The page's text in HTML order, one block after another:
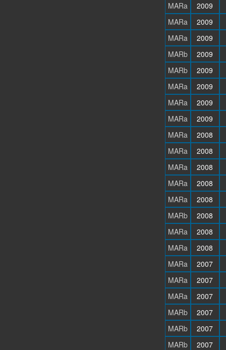
MARa
2009
MARa
2009
MARa
2009
MARb
2009
MARb
2009
MARa
2009
MARa
2009
MARa
2009
MARa
2008
MARa
2008
MARa
2008
MARa
2008
MARa
2008
MARb
2008
MARa
2008
MARa
2008
MARa
2007
MARa
2007
MARa
2007
MARb
2007
MARb
2007
MARb
2007